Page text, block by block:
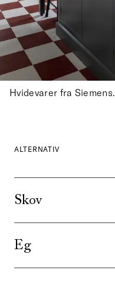
Hvidevarer fra Siemens.
ALTERNATIV
Skov
Eg